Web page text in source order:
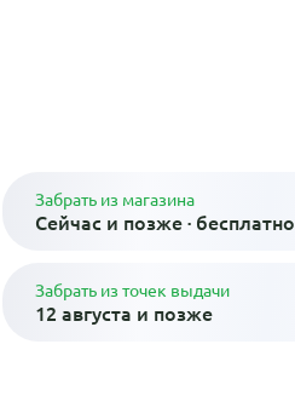
Забрать из магазина
Сейчас и позже · бесплатно
Забрать из точек выдачи
12 августа и позже